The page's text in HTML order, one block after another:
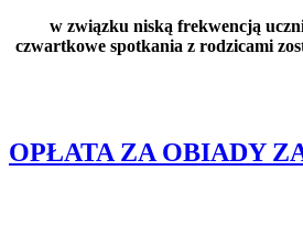
w związku niską frekwencją
czwartkowe spotkania z rodzicami
OPŁATA ZA OBIADY